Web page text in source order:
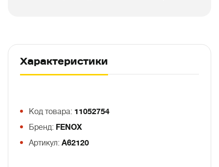
Характеристики
Код товара: 11052754
Бренд: FENOX
Артикул: A62120